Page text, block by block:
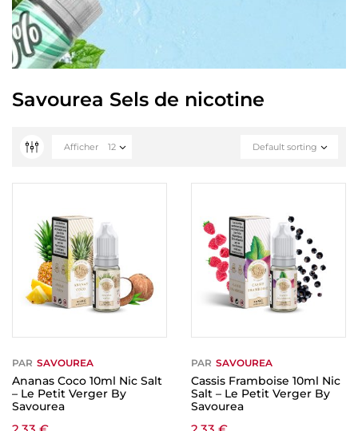
Savourea Sels de nicotine
Default sorting
Afficher 12
PAR SAVOUREA
Ananas Coco 10ml Nic Salt
– Le Petit Verger By
Savourea
PAR SAVOUREA
Cassis Framboise 10ml Nic
Salt – Le Petit Verger By
Savourea